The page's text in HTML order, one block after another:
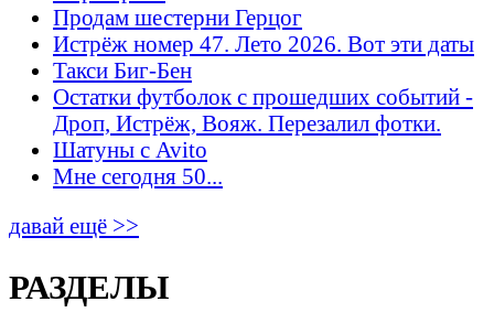
Продам шестерни Герцог
Истрёж номер 47. Лето 2026. Вот эти даты
Такси Биг-Бен
Остатки футболок с прошедших событий -
Дроп, Истрёж, Вояж. Перезалил фотки.
Шатуны с Avito
Мне сегодня 50...
давай ещё >>
РАЗДЕЛЫ